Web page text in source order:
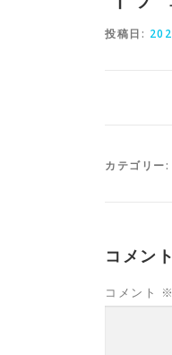
投稿日:
カテゴリー:
コメン
コメント ※